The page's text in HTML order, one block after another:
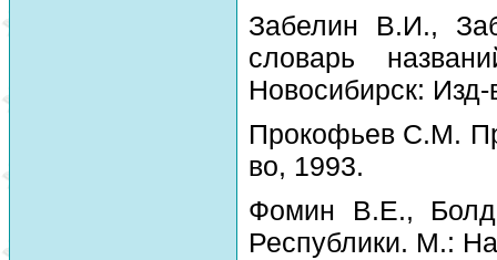
Забелин В.И.,
словарь
Новосибирск:
Прокофьев С.М.
во, 1993.
Фомин В.Е., Болд
Республики. М.: